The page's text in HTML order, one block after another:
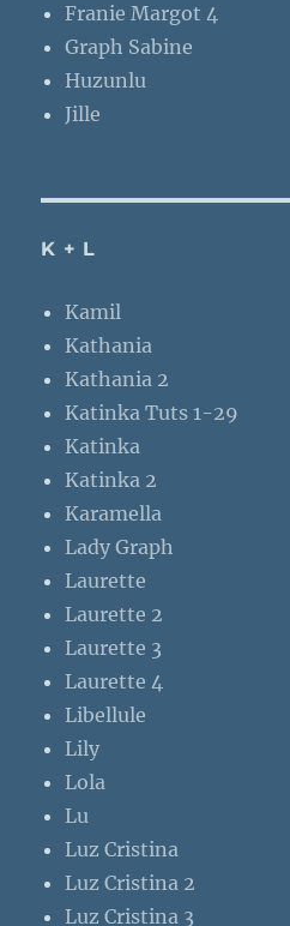
Franie Margot 4
Graph Sabine
Huzunlu
Jille
K + L
Kamil
Kathania
Kathania 2
Katinka Tuts 1-29
Katinka
Katinka 2
Karamella
Lady Graph
Laurette
Laurette 2
Laurette 3
Laurette 4
Libellule
Lily
Lola
Lu
Luz Cristina
Luz Cristina 2
Luz Cristina 3